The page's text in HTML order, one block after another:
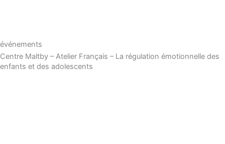
événements
Centre Maltby – Atelier Français – La régulation émotionnelle des
enfants et des adolescents